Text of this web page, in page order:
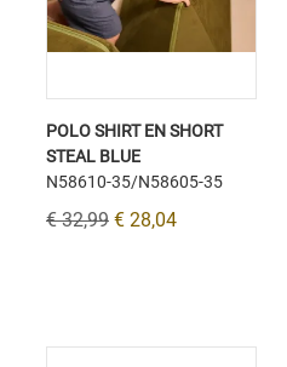
POLO SHIRT EN SHORT
STEAL BLUE
N58610-35/N58605-35
€ 32,99 € 28,04